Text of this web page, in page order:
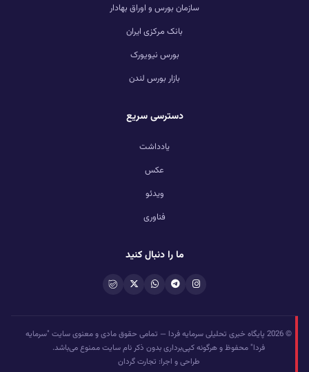
سازمان بورس و اوراق بهادار
بانک مرکزی ایران
بورس نیویورک
بازار بورس لندن
دسترسی سریع
یادداشت
عکس
ویدئو
فناوری
ما را دنبال کنید
© 2026 پایگاه خبری تحلیلی سرمایه فردا — تمامی حقوق مادی و معنوی سایت "سرمایه
فردا" محفوظ و هرگونه کپی‌برداری بدون ذکر نام سایت ممنوع می‌باشد.
طراحی و اجرا: تجارت گردان